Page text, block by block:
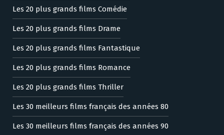
Les 20 plus grands films Comédie
Les 20 plus grands films Drame
Les 20 plus grands films Fantastique
Les 20 plus grands films Romance
Les 20 plus grands films Thriller
Les 30 meilleurs films français des années 80
Les 30 meilleurs films français des années 90